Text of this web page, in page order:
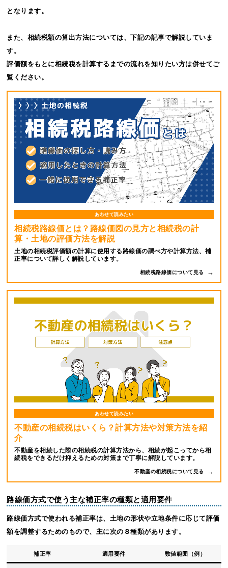
となります。
また、相続税額の算出方法については、下記の記事で解説していま
す。
評価額をもとに相続税を計算するまでの流れを知りたい方は併せてご
覧ください。
あわせて読みたい
相続税路線価とは？路線価図の見方と相続税の計
算・土地の評価方法を解説
土地の相続税評価額の計算に使用する路線価の調べ方や計算方法、補
正率について詳しく解説しています。
相続税路線価について見る
あわせて読みたい
不動産の相続税はいくら？計算方法や対策方法を紹
介
不動産を相続した際の相続税の計算方法から、相続が起こってから相
続税をできるだけ抑えるための対策まで丁寧に解説しています。
不動産の相続税について見る
路線価方式で使う主な補正率の種類と適用要件
路線価方式で使われる補正率は、土地の形状や立地条件に応じて評価
額を調整するためのもので、主に次の８種類があります。
補正率 適用要件 数値範囲（例）